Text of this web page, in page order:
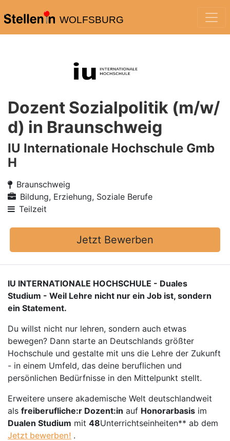
WOLFSBURG
Dozent Sozialpolitik (m/w/
d) in Braunschweig
IU Internationale Hochschule Gmb
H
Braunschweig
Bildung, Erziehung, Soziale Berufe
Teilzeit
Jetzt Bewerben
IU INTERNATIONALE HOCHSCHULE - Duales
Studium - Weil Lehre nicht nur ein Job ist, sondern
ein Statement.
Du willst nicht nur lehren, sondern auch etwas
bewegen? Dann starte an Deutschlands größter
Hochschule und gestalte mit uns die Lehre der Zukunft
- in einem Umfeld, das deine beruflichen und
persönlichen Bedürfnisse in den Mittelpunkt stellt.
Erweitere unsere akademische Welt deutschlandweit
als freiberufliche:r Dozent:in auf Honorarbasis im
Dualen Studium mit 48Unterrichtseinheiten** ab dem
Jetzt bewerben! .